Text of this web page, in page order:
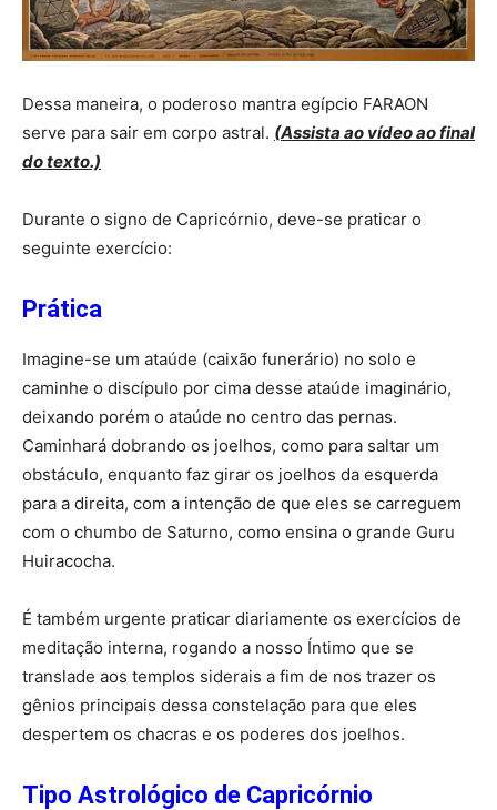
Dessa maneira, o poderoso mantra egípcio FARAON
serve para sair em corpo astral. (Assista ao vídeo ao final
do texto.)
Durante o signo de Capricórnio, deve-se praticar o
seguinte exercício:
Prática
Imagine-se um ataúde (caixão funerário) no solo e
caminhe o discípulo por cima desse ataúde imaginário,
deixando porém o ataúde no centro das pernas.
Caminhará dobrando os joelhos, como para saltar um
obstáculo, enquanto faz girar os joelhos da esquerda
para a direita, com a intenção de que eles se carreguem
com o chumbo de Saturno, como ensina o grande Guru
Huiracocha.
É também urgente praticar diariamente os exercícios de
meditação interna, rogando a nosso Íntimo que se
translade aos templos siderais a fim de nos trazer os
gênios principais dessa constelação para que eles
despertem os chacras e os poderes dos joelhos.
Tipo Astrológico de Capricórnio